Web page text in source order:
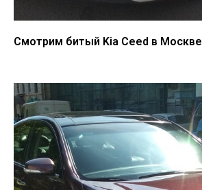
Смотрим битый Kia Ceed в Москве